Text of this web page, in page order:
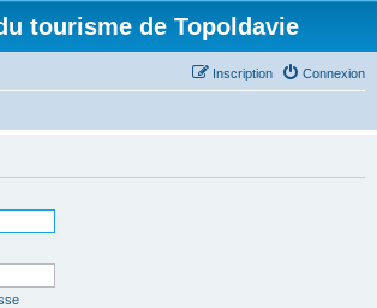
tourisme de Topoldavie
Connexion
Inscription